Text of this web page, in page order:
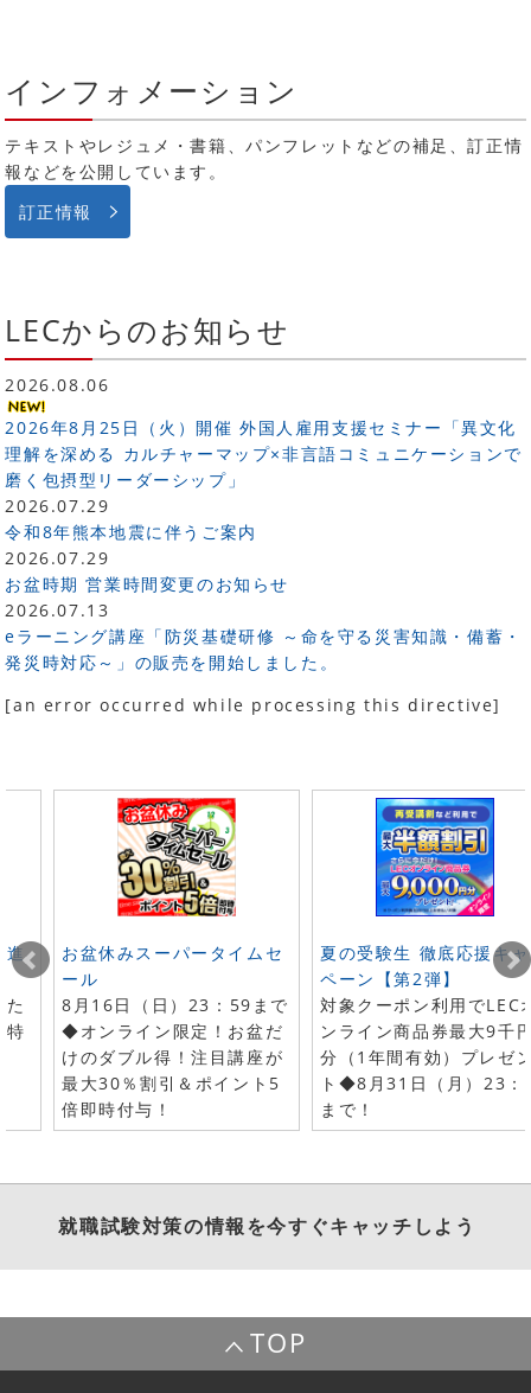
インフォメーション
テキストやレジュメ・書籍、パンフレットなどの補足、訂正情
報などを公開しています。
訂正情報
LECからのお知らせ
2026.08.06
2026年8月25日（火）開催 外国人雇用支援セミナー「異文化
理解を深める カルチャーマップ×非言語コミュニケーションで
磨く包摂型リーダーシップ」
2026.07.29
令和8年熊本地震に伴うご案内
2026.07.29
お盆時期 営業時間変更のお知らせ
2026.07.13
eラーニング講座「防災基礎研修 ～命を守る災害知識・備蓄・
発災時対応～」の販売を開始しました。
[an error occurred while processing this directive]
進
特
お盆休みスーパータイムセ
ール
8月16日（日）23：59まで
◆オンライン限定！お盆だ
けのダブル得！注目講座が
最大30％割引＆ポイント5
倍即時付与！
夏の受験生 徹底応援キ
ペーン【第2弾】
対象クーポン利用でLEC
ンライン商品券最大9千
分（1年間有効）プレゼ
ト◆8月31日（月）23：
まで！
就職試験対策の情報を今すぐキャッチしよう
TOP